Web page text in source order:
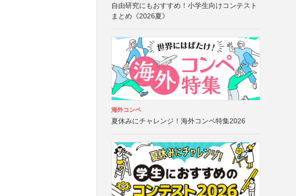
自由研究にもおすすめ！小学生向けコンテスト
まとめ《2026夏》
海外コンペ
夏休みにチャレンジ！海外コンペ特集2026